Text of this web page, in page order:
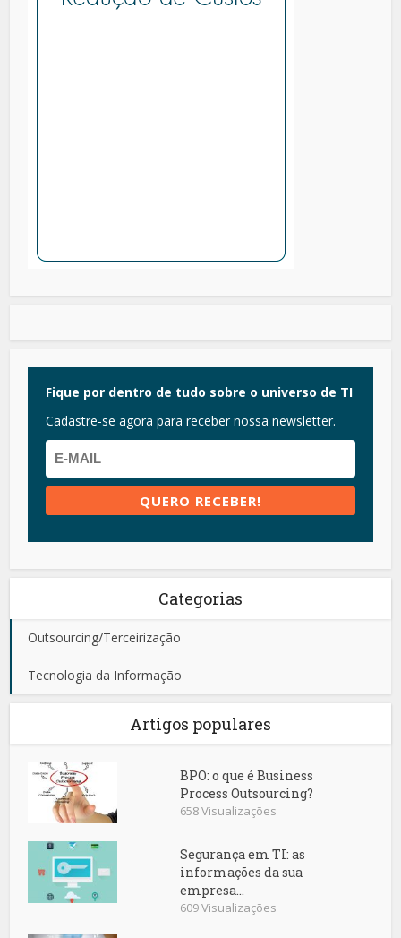
Fique por dentro de tudo sobre o universo de TI
Cadastre-se agora para receber nossa newsletter.
Categorias
Outsourcing/Terceirização
Tecnologia da Informação
Artigos populares
BPO: o que é Business
Process Outsourcing?
658 Visualizações
Segurança em TI: as
informações da sua
empresa...
609 Visualizações